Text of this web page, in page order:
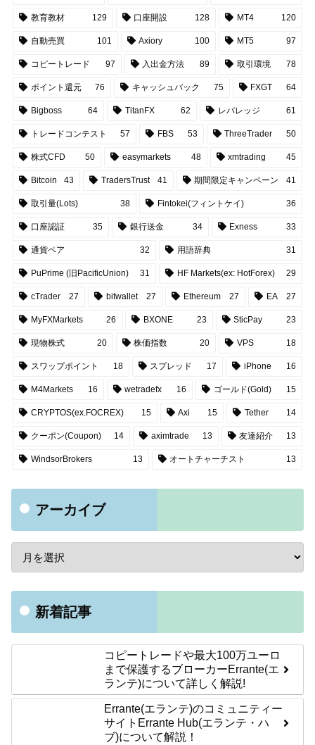
教育教材 129 口座開設 128 MT4 120
自動売買 101 Axiory 100 MT5 97
コピートレード 97 入出金方法 89 取引環境 78
ポイント還元 76 キャッシュバック 75 FXGT 64
Bigboss 64 TitanFX 62 レバレッジ 61
トレードコンテスト 57 FBS 53 ThreeTrader 50
株式CFD 50 easymarkets 48 xmtrading 45
Bitcoin 43 TradersTrust 41 期間限定キャンペーン 41
取引量(Lots) 38 Fintokei(フィントケイ) 36
口座認証 35 銀行送金 34 Exness 33
通貨ペア 32 用語辞典 31
PuPrime (旧PacificUnion) 31 HF Markets(ex: HotForex) 29
cTrader 27 bitwallet 27 Ethereum 27 EA 27
MyFXMarkets 26 BXONE 23 SticPay 23
現物株式 20 株価指数 20 VPS 18
スワップポイント 18 スプレッド 17 iPhone 16
M4Markets 16 wetradefx 16 ゴールド(Gold) 15
CRYPTOS(ex.FOCREX) 15 Axi 15 Tether 14
クーポン(Coupon) 14 aximtrade 13 友達紹介 13
WindsorBrokers 13 オートチャーチスト 13
アーカイブ
新着記事
コピートレードや最大100万ユーロ
まで保護するブローカーErrante(エ
ランテ)について詳しく解説!
Errante(エランテ)のコミュニティー
サイトErrante Hub(エランテ・ハ
ブ)について解説！